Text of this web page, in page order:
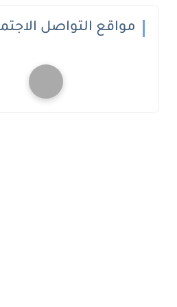
مواقع التواصل